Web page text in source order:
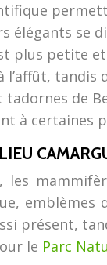
élégants
plus petite
de
à certaines
les
présent,
le Parc